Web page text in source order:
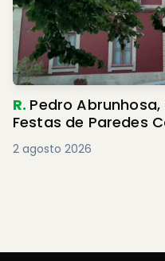
R. Pedro
Festas de Paredes
2 agosto 2026